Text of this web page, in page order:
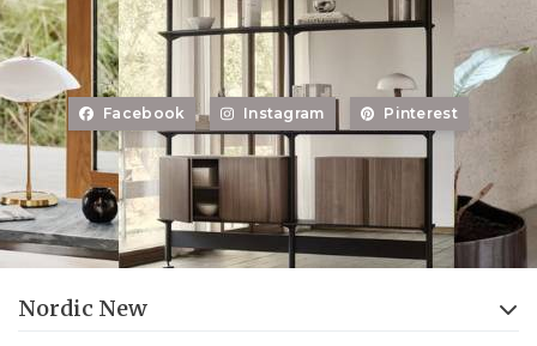
Facebook Instagram Pinterest
Nordic New